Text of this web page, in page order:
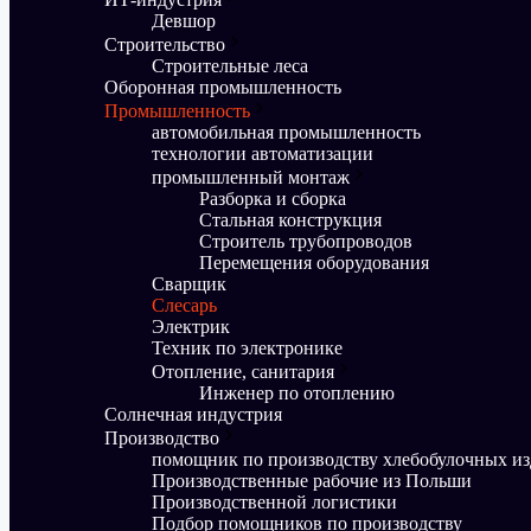
Девшор
Строительство
Строительные леса
Оборонная промышленность
Промышленность
автомобильная промышленность
технологии автоматизации
промышленный монтаж
Разборка и сборка
Стальная конструкция
Строитель трубопроводов
Перемещения оборудования
Сварщик
Слесарь
Электрик
Техник по электронике
Отопление, санитария
Инженер по отоплению
Солнечная индустрия
Производство
помощник по производству хлебобулочных
Производственные рабочие из Польши
Производственной логистики
Подбор помощников по производству